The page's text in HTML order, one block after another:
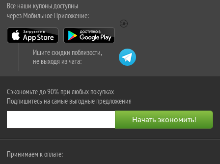
Все наши купоны доступны
через Мобильное Приложение:
Ищите скидки поблизости,
не выходя из чата:
Сэкономьте до 90% при любых покупках
Подпишитесь на самые выгодные предложения
Принимаем к оплате: